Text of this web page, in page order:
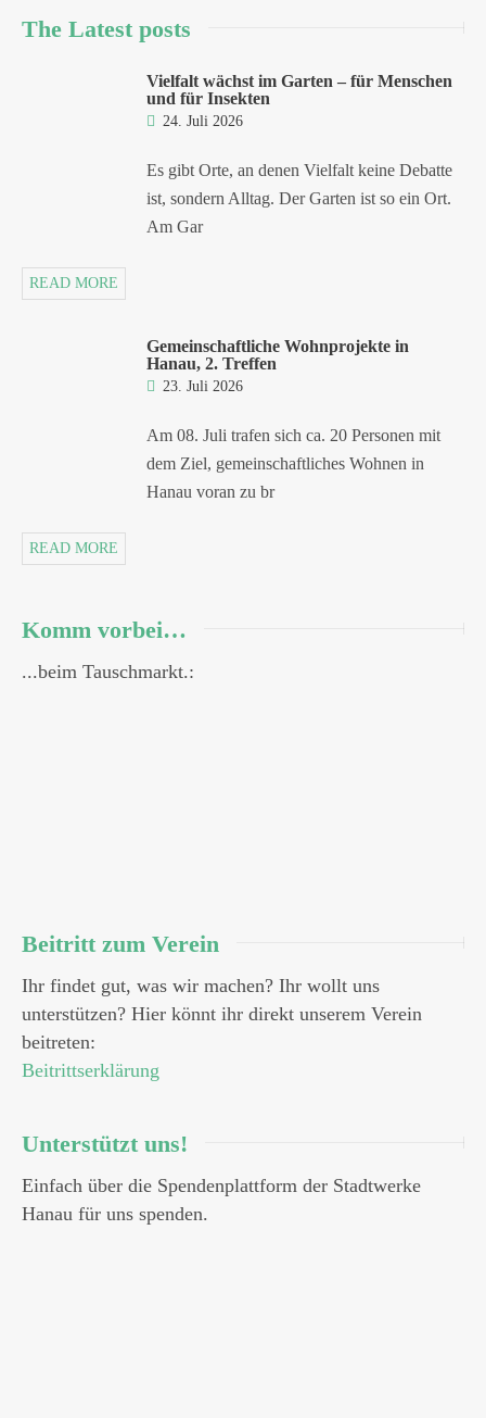
The Latest posts
Vielfalt wächst im Garten – für Menschen
und für Insekten
24. Juli 2026
Es gibt Orte, an denen Vielfalt keine Debatte
ist, sondern Alltag. Der Garten ist so ein Ort.
Am Gar
READ MORE
Gemeinschaftliche Wohnprojekte in
Hanau, 2. Treffen
23. Juli 2026
Am 08. Juli trafen sich ca. 20 Personen mit
dem Ziel, gemeinschaftliches Wohnen in
Hanau voran zu br
READ MORE
Komm vorbei…
...beim Tauschmarkt.:
Beitritt zum Verein
Ihr findet gut, was wir machen? Ihr wollt uns
unterstützen? Hier könnt ihr direkt unserem Verein
beitreten:
Beitrittserklärung
Unterstützt uns!
Einfach über die Spendenplattform der Stadtwerke
Hanau für uns spenden.